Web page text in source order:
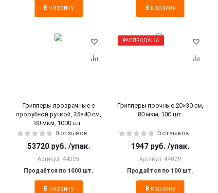
В корзину В корзину
Грипперы прозрачные с
прорубной ручкой, 35×40 см,
80 мкм, 1000 шт.
0 отзывов
53720 руб. /упак.
Артикул: 44005
Продаётся по 1000 шт.
В корзину
РАСПРОДАЖА
Грипперы прочные 20×30 см,
80 мкм, 100 шт.
0 отзывов
1947 руб. /упак.
Артикул: 44029
Продаётся по 100 шт.
В корзину